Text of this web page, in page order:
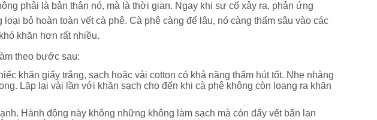
phải là bản thân nó, mà là thời gian. Ngay khi sự cố xảy ra, phản ứng
bỏ hoàn toàn vết cà phê. Cà phê càng để lâu, nó càng thấm sâu vào các
khăn hơn rất nhiều.
theo bước sau:
khăn giấy trắng, sạch hoặc vải cotton có khả năng thấm hút tốt. Nhẹ nhàng
Lặp lại vài lần với khăn sạch cho đến khi cà phê không còn loang ra khăn
Hành động này không những không làm sạch mà còn đẩy vết bẩn lan